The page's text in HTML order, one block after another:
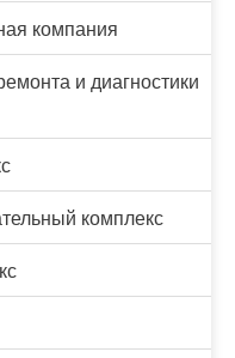
компания
и диагностики
комплекс